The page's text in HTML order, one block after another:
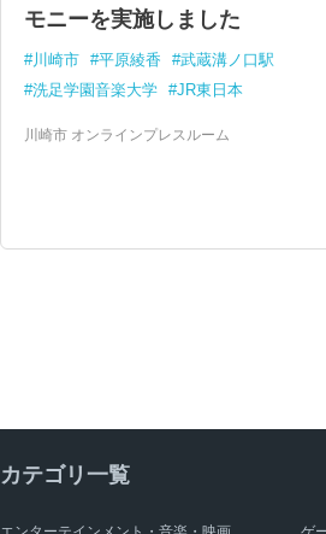
モニーを実施しました
川崎市 平原綾香
武蔵溝ノ口駅
洗足学園音楽大学
JR東日本
川崎市 オンラインプレスルーム
カテゴリ一覧